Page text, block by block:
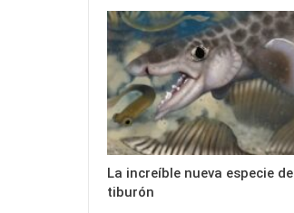
La increíble nueva especie de
tiburón